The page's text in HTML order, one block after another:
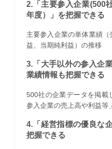
2.「主要参入企業(500
年度）」を把握できる
主要参入企業の単体業績（
益、当期純利益）の推移
3.「大手以外の参入企
業績情報も把握できる
500社の企業データを掲載
参入企業の売上高や利益等
4.「経営指標の優良な
把握できる